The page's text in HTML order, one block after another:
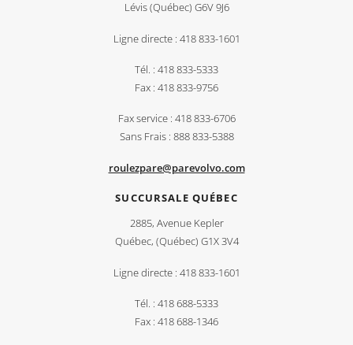
Lévis (Québec) G6V 9J6
Ligne directe : 418 833-1601
Tél. : 418 833-5333
Fax : 418 833-9756
Fax service : 418 833-6706
Sans Frais : 888 833-5388
roulezpare@parevolvo.com
SUCCURSALE QUÉBEC
2885, Avenue Kepler
Québec, (Québec) G1X 3V4
Ligne directe : 418 833-1601
Tél. : 418 688-5333
Fax : 418 688-1346